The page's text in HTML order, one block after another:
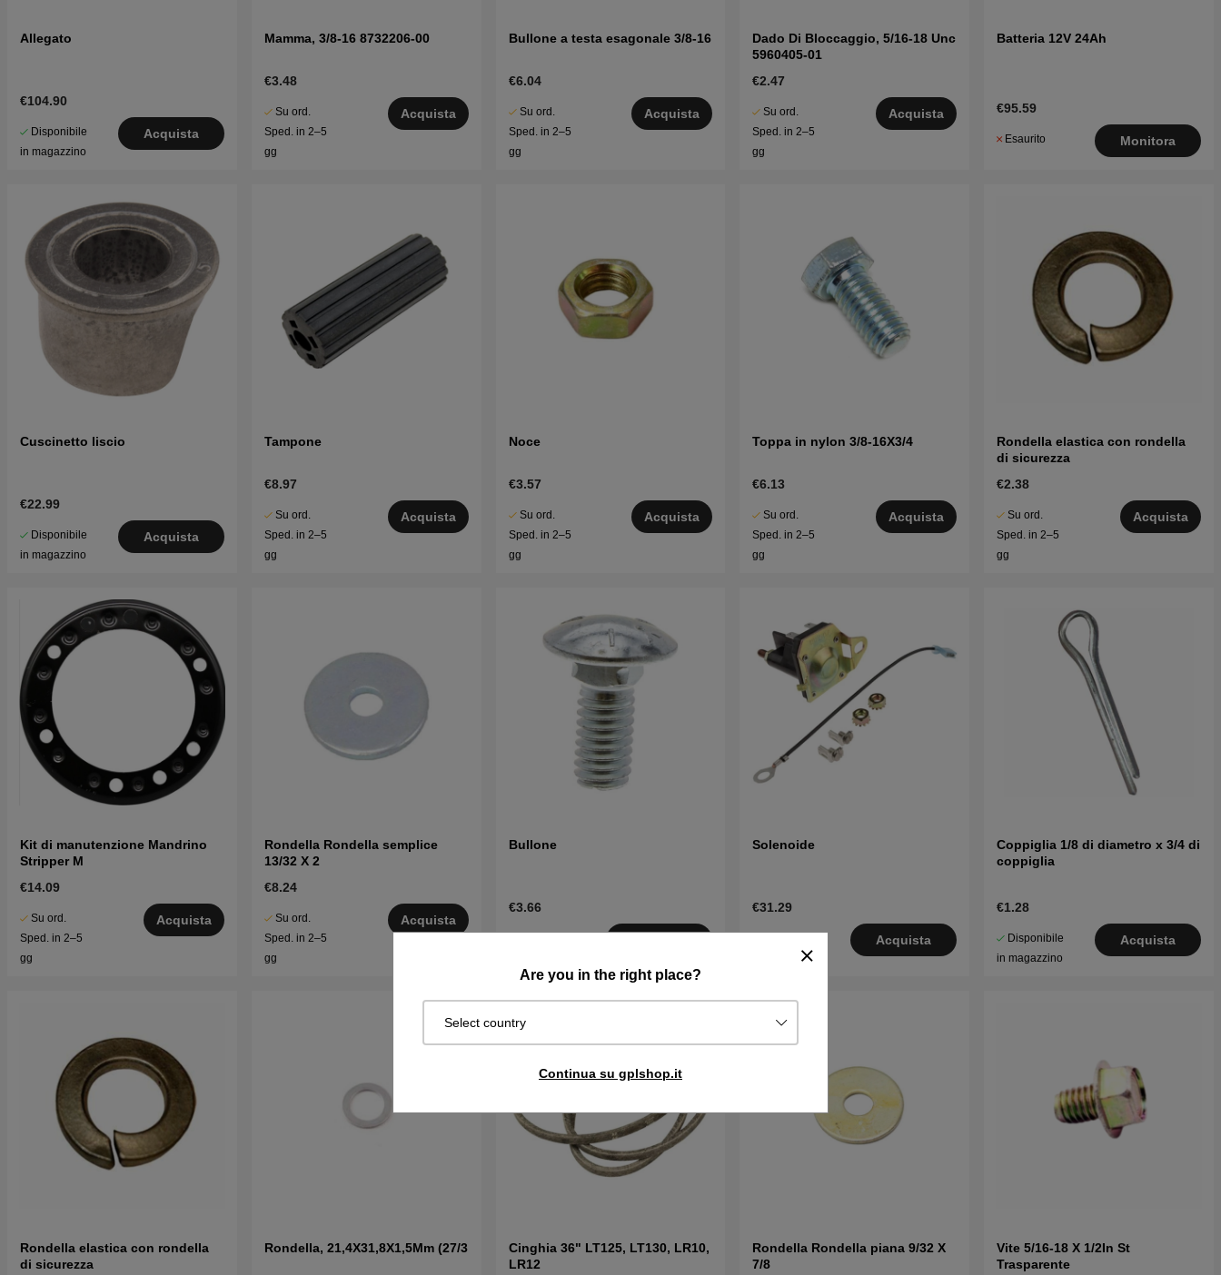
Are you in the right place?
Select country
Continua su gplshop.it
Allegato
€104.90
Disponibile
in magazzino
Acquista
Mamma, 3/8-16 8732206-00
€3.48
Su ord.
Sped. in 2–5
gg
Acquista
Bullone a testa esagonale 3/8-16
€6.04
Su ord.
Sped. in 2–5
gg
Acquista
Dado Di Bloccaggio, 5/16-18 Unc
5960405-01
€2.47
Su ord.
Sped. in 2–5
gg
Acquista
Batteria 12V 24Ah
€95.59
Esaurito Monitora
Cuscinetto liscio
€22.99
Disponibile
in magazzino
Acquista
Tampone
€8.97
Su ord.
Sped. in 2–5
gg
Acquista
Noce
€3.57
Su ord.
Sped. in 2–5
gg
Acquista
Toppa in nylon 3/8-16X3/4
€6.13
Su ord.
Sped. in 2–5
gg
Acquista
Rondella elastica con rondella
di sicurezza
€2.38
Su ord.
Sped. in 2–5
gg
Acquista
Kit di manutenzione Mandrino
Stripper M
€14.09
Su ord.
Sped. in 2–5
gg
Acquista
Rondella Rondella semplice
13/32 X 2
€8.24
Su ord.
Sped. in 2–5
gg
Acquista
Bullone
€3.66
Solenoide
€31.29
in magazzino
Acquista
Coppiglia 1/8 di diametro x 3/4 di
coppiglia
€1.28
Disponibile
in magazzino
Acquista
Rondella elastica con rondella
di sicurezza
Rondella, 21,4X31,8X1,5Mm (27/3
Cinghia 36" LT125, LT130, LR10,
LR12
Rondella Rondella piana 9/32 X
7/8
Vite 5/16-18 X 1/2In St
Trasparente